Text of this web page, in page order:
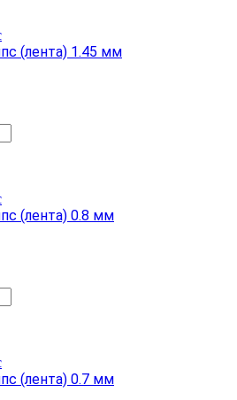
(лента) 1.45 мм
(лента) 0.8 мм
(лента) 0.7 мм